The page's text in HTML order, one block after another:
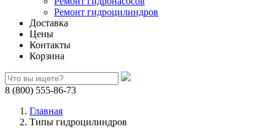
Ремонт гидроцилиндров
Доставка
Цены
Контакты
Корзина
8 (800) 555-86-73
Главная
Типы гидроцилиндров